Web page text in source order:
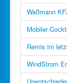
Waßmann
Mobiler
Remis im
WindStrom